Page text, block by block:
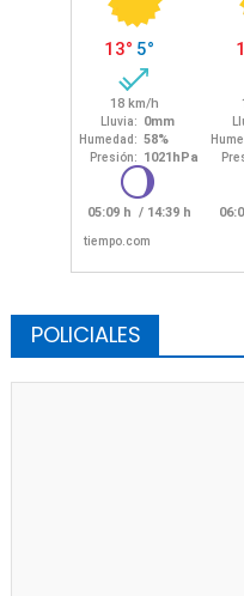
POLICIALES